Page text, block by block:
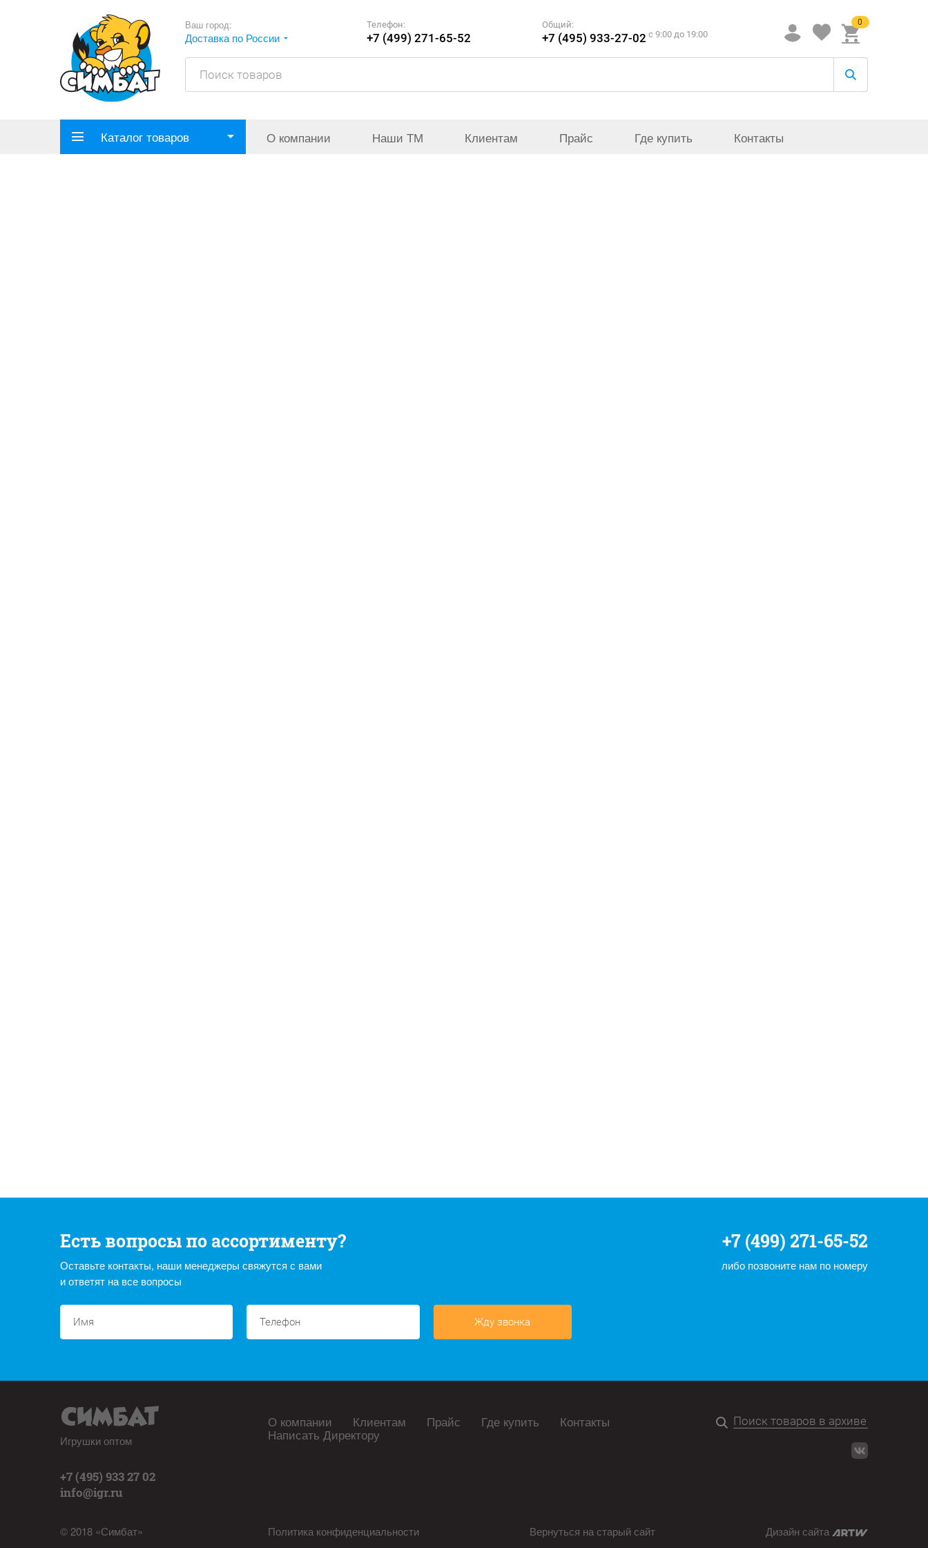
Ваш город:
Доставка по России
Телефон:
+7 (499) 271-65-52
Общий:
+7 (495) 933-27-02 c 9:00 до 19:00
0
Каталог товаров О компании Наши ТМ Клиентам Прайс Где купить Контакты
Есть вопросы по ассортименту?
Оставьте контакты, наши менеджеры свяжутся с вами
и ответят на все вопросы
+7 (499) 271-65-52
либо позвоните нам по номеру
Жду звонка
Игрушки оптом
+7 (495) 933 27 02
info@igr.ru
© 2018 «Симбат»
О компании Клиентам Прайс Где купить Контакты
Написать Директору
Политика конфиденциальности Вернуться на старый сайт Дизайн сайта